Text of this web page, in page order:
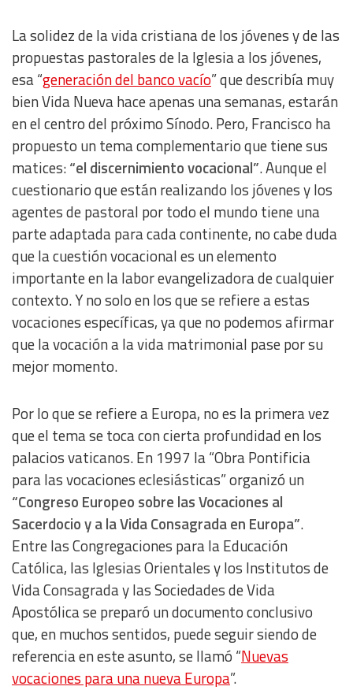
La solidez de la vida cristiana de los jóvenes y de las
propuestas pastorales de la Iglesia a los jóvenes,
esa “generación del banco vacío” que describía muy
bien Vida Nueva hace apenas una semanas, estarán
en el centro del próximo Sínodo. Pero, Francisco ha
propuesto un tema complementario que tiene sus
matices:“el discernimiento vocacional”. Aunque el
cuestionario que están realizando los jóvenes y los
agentes de pastoral por todo el mundo tiene una
parte adaptada para cada continente, no cabe duda
que la cuestión vocacional es un elemento
importante en la labor evangelizadora de cualquier
contexto. Y no solo en los que se refiere a estas
vocaciones específicas, ya que no podemos afirmar
que la vocación a la vida matrimonial pase por su
mejor momento.
Por lo que se refiere a Europa, no es la primera vez
que el tema se toca con cierta profundidad en los
palacios vaticanos. En 1997 la “Obra Pontificia
para las vocaciones eclesiásticas” organizó un
“Congreso Europeo sobre las Vocaciones al
Sacerdocio y a la Vida Consagrada en Europa”.
Entre las Congregaciones para la Educación
Católica, las Iglesias Orientales y los Institutos de
Vida Consagrada y las Sociedades de Vida
Apostólica se preparó un documento conclusivo
que, en muchos sentidos, puede seguir siendo de
referencia en este asunto, se llamó “Nuevas
vocaciones para una nueva Europa”.